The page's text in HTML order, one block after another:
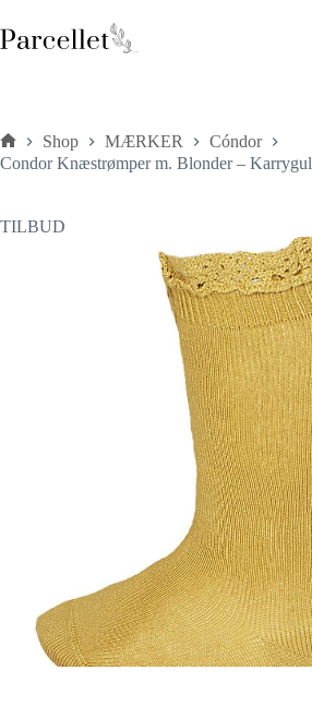
til
indhold
Forside
Shop MÆRKER
Cóndor
Condor Knæstrømper m. Blonder – Karrygul
TILBUD